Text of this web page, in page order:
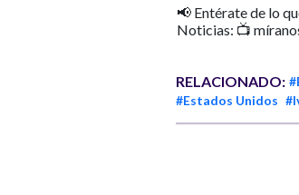
📢 Entérate de lo
Noticias: 📺
RELACIONADO:
#Estados Unidos